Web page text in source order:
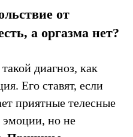
от
а оргазма нет?
диагноз, как
Его ставят, если
приятные телесные
но не